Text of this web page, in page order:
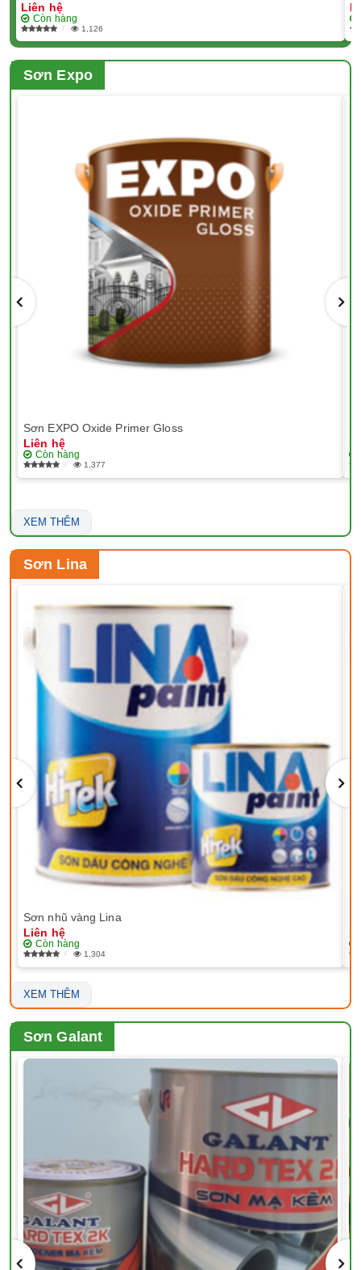
Liên hệ
Còn hàng
1,126
Sơn Expo
Sơn EXPO Oxide Primer Gloss
Liên hệ
Còn hàng
1,377
XEM THÊM
Sơn Lina
Sơn nhũ vàng Lina
Liên hệ
Còn hàng
1,304
XEM THÊM
Sơn Galant